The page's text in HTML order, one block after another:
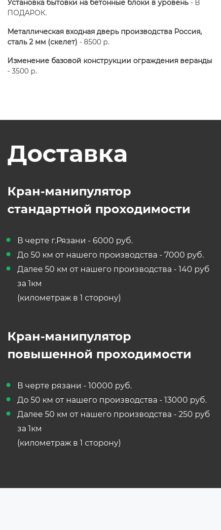
Установка бытовки на бетонные блоки в уровень - В
ПОДАРОК.
Металлическая входная дверь производства Россия,
сталь 2 мм (скелет) - 8500 р.
Изменение базовой конструкции ограждения веранды
- 3500 р.
Доставка
Кран-манипулятор
стандартной проходимости
В черте г.Рязани - 6000 руб.
До 50 км от нашего производства - 7000 руб.
Далее 50 км от нашего производства - 140 руб
за 1км
(километраж в 1 сторону)
Кран-манипулятор
повышенной проходимости
В черте рязани - 10000 руб.
До 50 км от нашего производства - 13000 руб.
Далее 50 км от нашего производства - 250 руб
за 1км
(километраж в 1 сторону)